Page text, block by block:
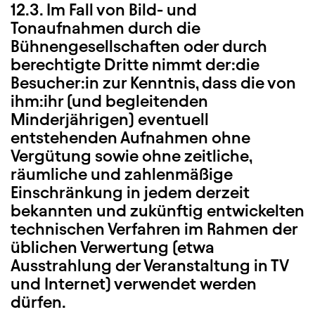
12.3. Im Fall von Bild- und
Tonaufnahmen durch die
Bühnengesellschaften oder durch
berechtigte Dritte nimmt der:die
Besucher:in zur Kenntnis, dass die von
ihm:ihr (und begleitenden
Minderjährigen) eventuell
entstehenden Aufnahmen ohne
Vergütung sowie ohne zeitliche,
räumliche und zahlenmäßige
Einschränkung in jedem derzeit
bekannten und zukünftig entwickelten
technischen Verfahren im Rahmen der
üblichen Verwertung (etwa
Ausstrahlung der Veranstaltung in TV
und Internet) verwendet werden
dürfen.